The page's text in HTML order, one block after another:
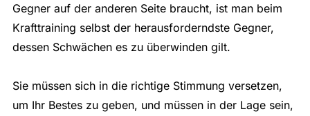
Gegner auf der anderen Seite braucht, ist man beim
Krafttraining selbst der herausforderndste Gegner,
dessen Schwächen es zu überwinden gilt.
Sie müssen sich in die richtige Stimmung versetzen,
um Ihr Bestes zu geben, und müssen in der Lage sein,